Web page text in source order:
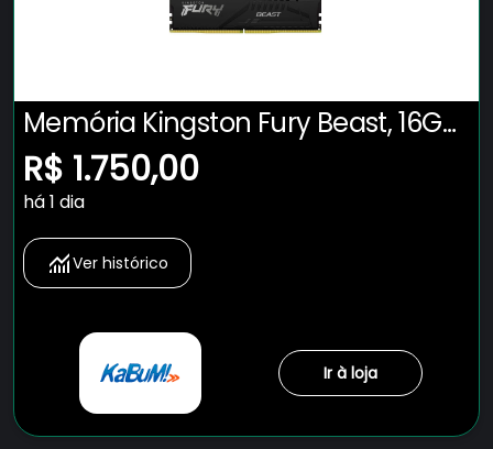
Memória Kingston Fury Beast, 16GB,
5600MHz, DDR5, CL40, Preto -
KF556C40BB-16
R$ 1.750,00
há 1 dia
Ver histórico
Ir à loja